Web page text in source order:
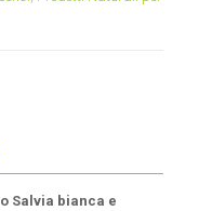
Salvia bianca e